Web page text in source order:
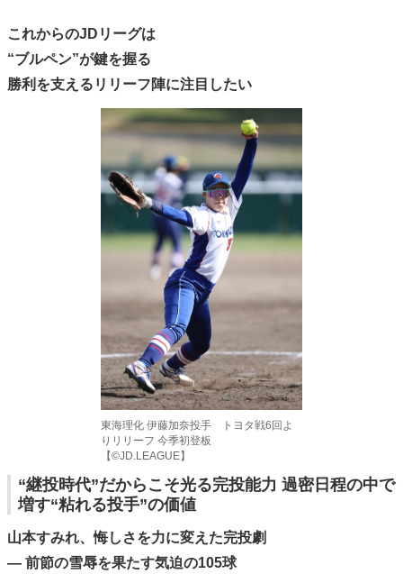
これからのJDリーグは
“ブルペン”が鍵を握る
勝利を支えるリリーフ陣に注目したい
東海理化 伊藤加奈投手 トヨタ戦6回よ
りリリーフ 今季初登板
【©️JD.LEAGUE】
“継投時代”だからこそ光る完投能力 過密日程の中で
増す“粘れる投手”の価値
山本すみれ、悔しさを力に変えた完投劇
— 前節の雪辱を果たす気迫の105球